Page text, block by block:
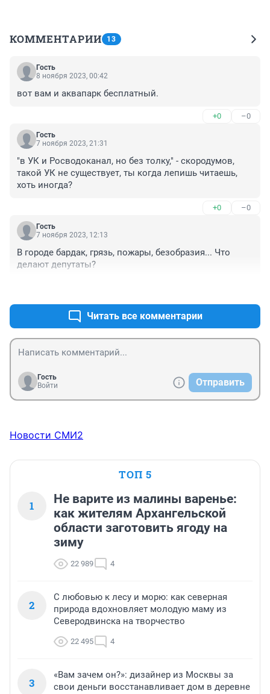
КОММЕНТАРИИ 13
Гость
8 ноября 2023, 00:42
вот вам и аквапарк бесплатный.
+0 –0
Гость
7 ноября 2023, 21:31
"в УК и Росводоканал, но без толку," - скородумов,
такой УК не существует, ты когда лепишь читаешь,
хоть иногда?
+0 –0
Гость
7 ноября 2023, 12:13
В городе бардак, грязь, пожары, безобразия... Что
делают депутаты?
Читать все комментарии
Гость
Войти
Отправить
Новости СМИ2
ТОП 5
1
Не варите из малины варенье:
как жителям Архангельской
области заготовить ягоду на
зиму
22 989 4
2
С любовью к лесу и морю: как северная
природа вдохновляет молодую маму из
Северодвинска на творчество
22 495 4
3
«Вам зачем он?»: дизайнер из Москвы за
свои деньги восстанавливает дом в деревне